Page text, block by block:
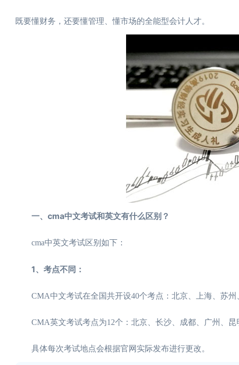
既要懂财务，还要懂管理、懂市场的全能型会计人才。
一、cma中文考试和英文有什么区别？
cma中英文考试区别如下：
1、考点不同：
CMA中文考试在全国共开设40个考点：北京、上海、苏州
CMA英文考试考点为12个：北京、长沙、成都、广州、昆
具体每次考试地点会根据官网实际发布进行更改。